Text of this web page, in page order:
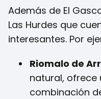
Además de El
Las Hurdes que
interesantes. Por
Riomalo de
natural, ofrece
combinación